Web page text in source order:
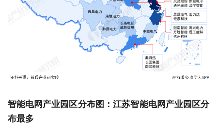
智能电网产业园区分布图：江苏智能电网产业园区分
布最多